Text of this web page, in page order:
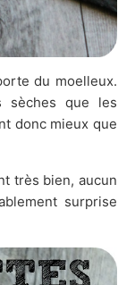
du moelleux.
sèches que les
donc mieux que
très bien, aucun
surprise